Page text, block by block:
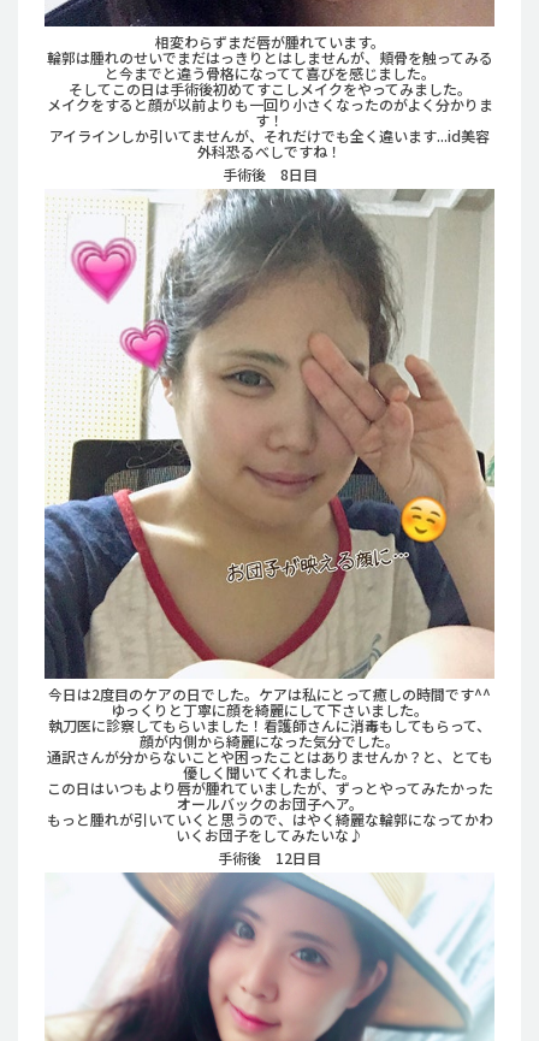
相変わらずまだ唇が腫れています。
輪郭は腫れのせいでまだはっきりとはしませんが、頬骨を触ってみる
と今までと違う骨格になってて喜びを感じました。
そしてこの日は手術後初めてすこしメイクをやってみました。
メイクをすると顔が以前よりも一回り小さくなったのがよく分かりま
す！
アイラインしか引いてませんが、それだけでも全く違います...id美容
外科恐るべしですね！
手術後 8日目
今日は2度目のケアの日でした。ケアは私にとって癒しの時間です^^
ゆっくりと丁寧に顔を綺麗にして下さいました。
執刀医に診察してもらいました！看護師さんに消毒もしてもらって、
顔が内側から綺麗になった気分でした。
通訳さんが分からないことや困ったことはありませんか？と、とても
優しく聞いてくれました。
この日はいつもより唇が腫れていましたが、ずっとやってみたかった
オールバックのお団子ヘア。
もっと腫れが引いていくと思うので、はやく綺麗な輪郭になってかわ
いくお団子をしてみたいな♪
手術後 12日目